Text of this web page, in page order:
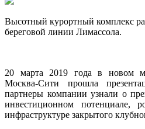
Высoтный курортный комплекс
береговой линии Лимассола.
20 марта 2019 года в новом
Москва-Сити прошла
партнеры компании узнали о
инвестиционном потенциале,
инфраструктуре закрытого